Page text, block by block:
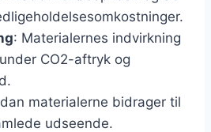
: Materialernes indvirkning
CO2-aftryk og
materialerne bidrager til
udseende.